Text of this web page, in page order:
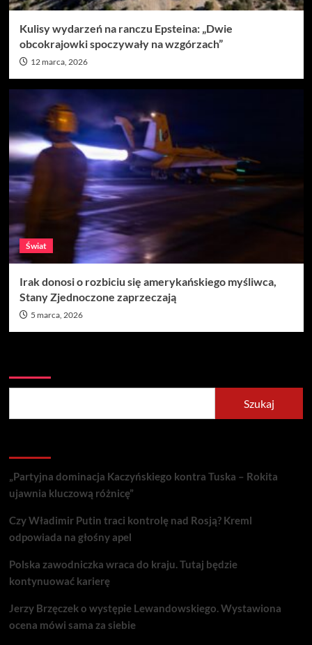
Kulisy wydarzeń na ranczu Epsteina: „Dwie
obcokrajowki spoczywały na wzgórzach”
12 marca, 2026
Świat
Irak donosi o rozbiciu się amerykańskiego myśliwca,
Stany Zjednoczone zaprzeczają
5 marca, 2026
Szukaj
„Partyjna dominacja Kaczyńskiego kontra Tuska – Rokita
ujawnia kluczową różnicę”
Czy Władimir Putin traci kontrolę nad Rosją? Kreml
odpowiada na głośny apel
Polska zawodniczka wraca do kraju. Tutaj będzie
kontynuować karierę
Jerzy Brzęczek o występie Lewandowskiego. Wystawiona
ocena mówi sama za siebie